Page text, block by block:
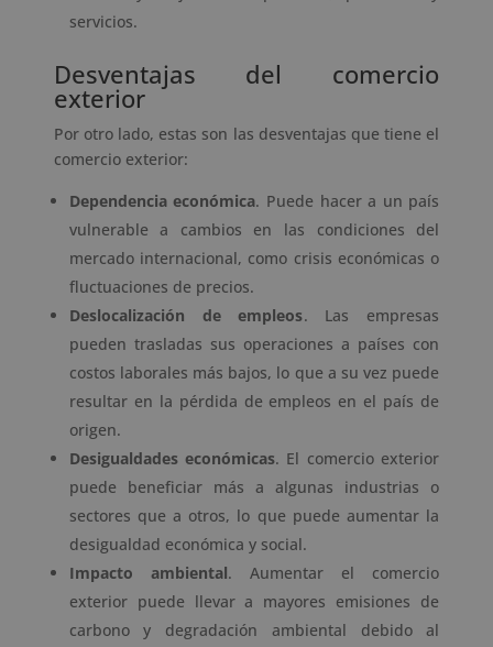
servicios.
Desventajas del comercio
exterior
Por otro lado, estas son las desventajas que tiene el
comercio exterior:
Dependencia económica. Puede hacer a un país
vulnerable a cambios en las condiciones del
mercado internacional, como crisis económicas o
fluctuaciones de precios.
Deslocalización de empleos. Las empresas
pueden trasladas sus operaciones a países con
costos laborales más bajos, lo que a su vez puede
resultar en la pérdida de empleos en el país de
origen.
Desigualdades económicas. El comercio exterior
puede beneficiar más a algunas industrias o
sectores que a otros, lo que puede aumentar la
desigualdad económica y social.
Impacto ambiental. Aumentar el comercio
exterior puede llevar a mayores emisiones de
carbono y degradación ambiental debido al